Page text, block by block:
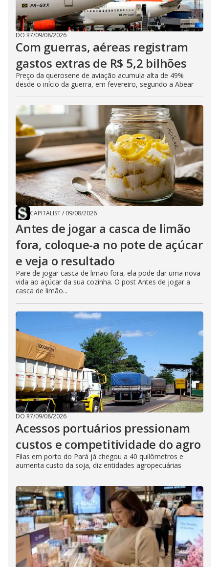
DO R7/09/08/2026
Com guerras, aéreas registram
gastos extras de R$ 5,2 bilhões
Preço da querosene de aviação acumula alta de 49%
desde o início da guerra, em fevereiro, segundo a Abear
CAPITALIST/ 09/08/2026
Antes de jogar a casca de limão
fora, coloque-a no pote de açúcar
e veja o resultado
Pare de jogar casca de limão fora, ela pode dar uma nova
vida ao açúcar da sua cozinha. O post Antes de jogar a
casca de limão...
DO R7/09/08/2026
Acessos portuários pressionam
custos e competitividade do agro
Filas em porto do Pará já chegou a 40 quilômetros e
aumenta custo da soja, diz entidades agropecuárias